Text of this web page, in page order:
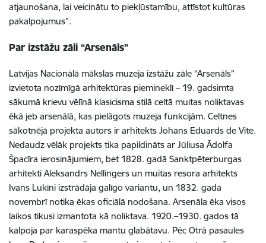
atjaunošana, lai veicinātu to piekļūstamību, attīstot kultūras
pakalpojumus".
Par izstāžu zāli “Arsenāls”
Latvijas Nacionālā mākslas muzeja izstāžu zāle “Arsenāls”
izvietota nozīmīgā arhitektūras piemineklī – 19. gadsimta
sākumā krievu vēlīnā klasicisma stilā celtā muitas noliktavas
ēkā jeb arsenālā, kas pielāgots muzeja funkcijām. Celtnes
sākotnējā projekta autors ir arhitekts Johans Eduards de Vite.
Nedaudz vēlāk projekts tika papildināts ar Jūliusa Ādolfa
Špacīra ierosinājumiem, bet 1828. gadā Sanktpēterburgas
arhitekti Aleksandrs Nellingers un muitas resora arhitekts
Ivans Lukīni izstrādāja galīgo variantu, un 1832. gada
novembrī notika ēkas oficiālā nodošana. Arsenāla ēka visos
laikos tikusi izmantota kā noliktava. 1920.–1930. gados tā
kalpoja par karaspēka mantu glabātavu. Pēc Otrā pasaules